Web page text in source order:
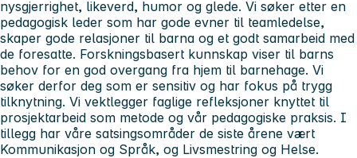
nysgjerrighet, likeverd, humor og glede. Vi søker etter en
pedagogisk leder som har gode evner til teamledelse,
skaper gode relasjoner til barna og et godt samarbeid med
de foresatte. Forskningsbasert kunnskap viser til barns
behov for en god overgang fra hjem til barnehage. Vi
søker derfor deg som er sensitiv og har fokus på trygg
tilknytning. Vi vektlegger faglige refleksjoner knyttet til
prosjektarbeid som metode og vår pedagogiske praksis. I
tillegg har våre satsingsområder de siste årene vært
Kommunikasjon og Språk, og Livsmestring og Helse.